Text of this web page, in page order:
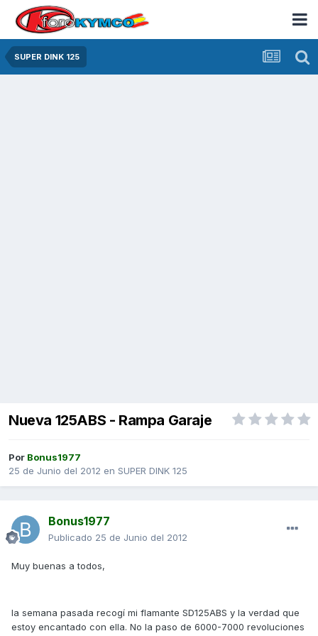
SUPER DINK 125
Nueva 125ABS - Rampa Garaje
Por Bonus1977
25 de Junio del 2012 en SUPER DINK 125
Bonus1977
Publicado 25 de Junio del 2012
Muy buenas a todos,
la semana pasada recogí mi flamante SD125ABS y la verdad que
estoy encantado con ella. No la paso de 6000-7000 revoluciones